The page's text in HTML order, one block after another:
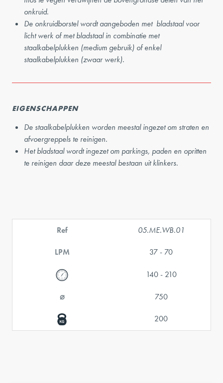
onkruid.
De onkruidborstel wordt aangeboden met bladstaal voor
licht werk of met bladstaal in combinatie met
staalkabelplukken (medium gebruik) of enkel
staalkabelplukken (zwaar werk).
EIGENSCHAPPEN
De staalkabelplukken worden meestal ingezet om straten en
afvoergreppels te reinigen.
Het bladstaal wordt ingezet om parkings, paden en opritten
te reinigen daar deze meestal bestaan uit klinkers.
Ref 05.ME.WB.01
LPM 37 - 70
140 - 210
⌀ 750
200